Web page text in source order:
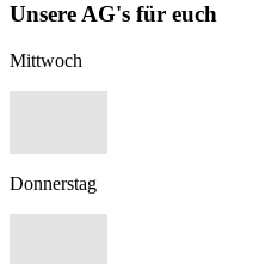
Unsere AG's für euch
Mittwoch
Donnerstag